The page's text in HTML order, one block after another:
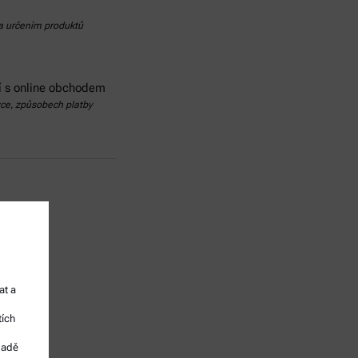
určením produktů
online obchodem
způsobech platby
a